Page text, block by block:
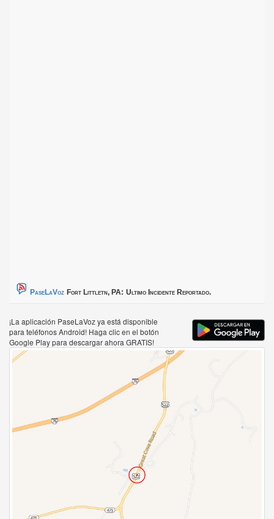
PaseLaVoz Fort Littletn, PA: Ultimo Incidente Reportado.
¡La aplicación PaseLaVoz ya está disponible
para teléfonos Android! Haga clic en el botón
Google Play para descargar ahora GRATIS!